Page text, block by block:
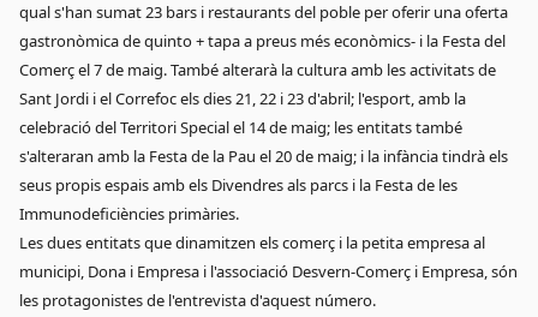
qual s'han sumat 23 bars i restaurants del poble per oferir una oferta
gastronòmica de quinto + tapa a preus més econòmics- i la Festa del
Comerç el 7 de maig. També alterarà la cultura amb les activitats de
Sant Jordi i el Correfoc els dies 21, 22 i 23 d'abril; l'esport, amb la
celebració del Territori Special el 14 de maig; les entitats també
s'alteraran amb la Festa de la Pau el 20 de maig; i la infància tindrà els
seus propis espais amb els Divendres als parcs i la Festa de les
Immunodeficiències primàries.
Les dues entitats que dinamitzen els comerç i la petita empresa al
municipi, Dona i Empresa i l'associació Desvern-Comerç i Empresa, són
les protagonistes de l'entrevista d'aquest número.